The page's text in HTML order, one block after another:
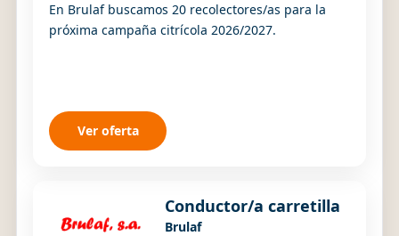
En Brulaf buscamos 20 recolectores/as para la
próxima campaña citrícola 2026/2027.
Ver oferta
Conductor/a carretilla
Brulaf